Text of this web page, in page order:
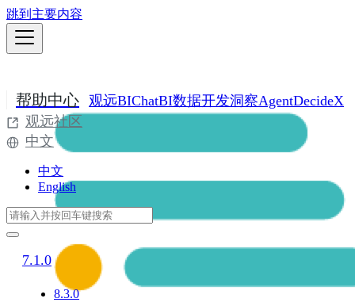
跳到主要内容
帮助中心 观远BIChatBI数据开发洞察AgentDecideX
观远社区
中文
中文
English
7.1.0
8.3.0